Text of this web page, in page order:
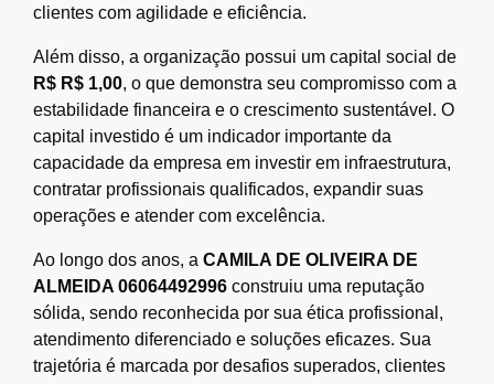
clientes com agilidade e eficiência.
Além disso, a organização possui um capital social de
R$ R$ 1,00, o que demonstra seu compromisso com a
estabilidade financeira e o crescimento sustentável. O
capital investido é um indicador importante da
capacidade da empresa em investir em infraestrutura,
contratar profissionais qualificados, expandir suas
operações e atender com excelência.
Ao longo dos anos, a CAMILA DE OLIVEIRA DE
ALMEIDA 06064492996 construiu uma reputação
sólida, sendo reconhecida por sua ética profissional,
atendimento diferenciado e soluções eficazes. Sua
trajetória é marcada por desafios superados, clientes